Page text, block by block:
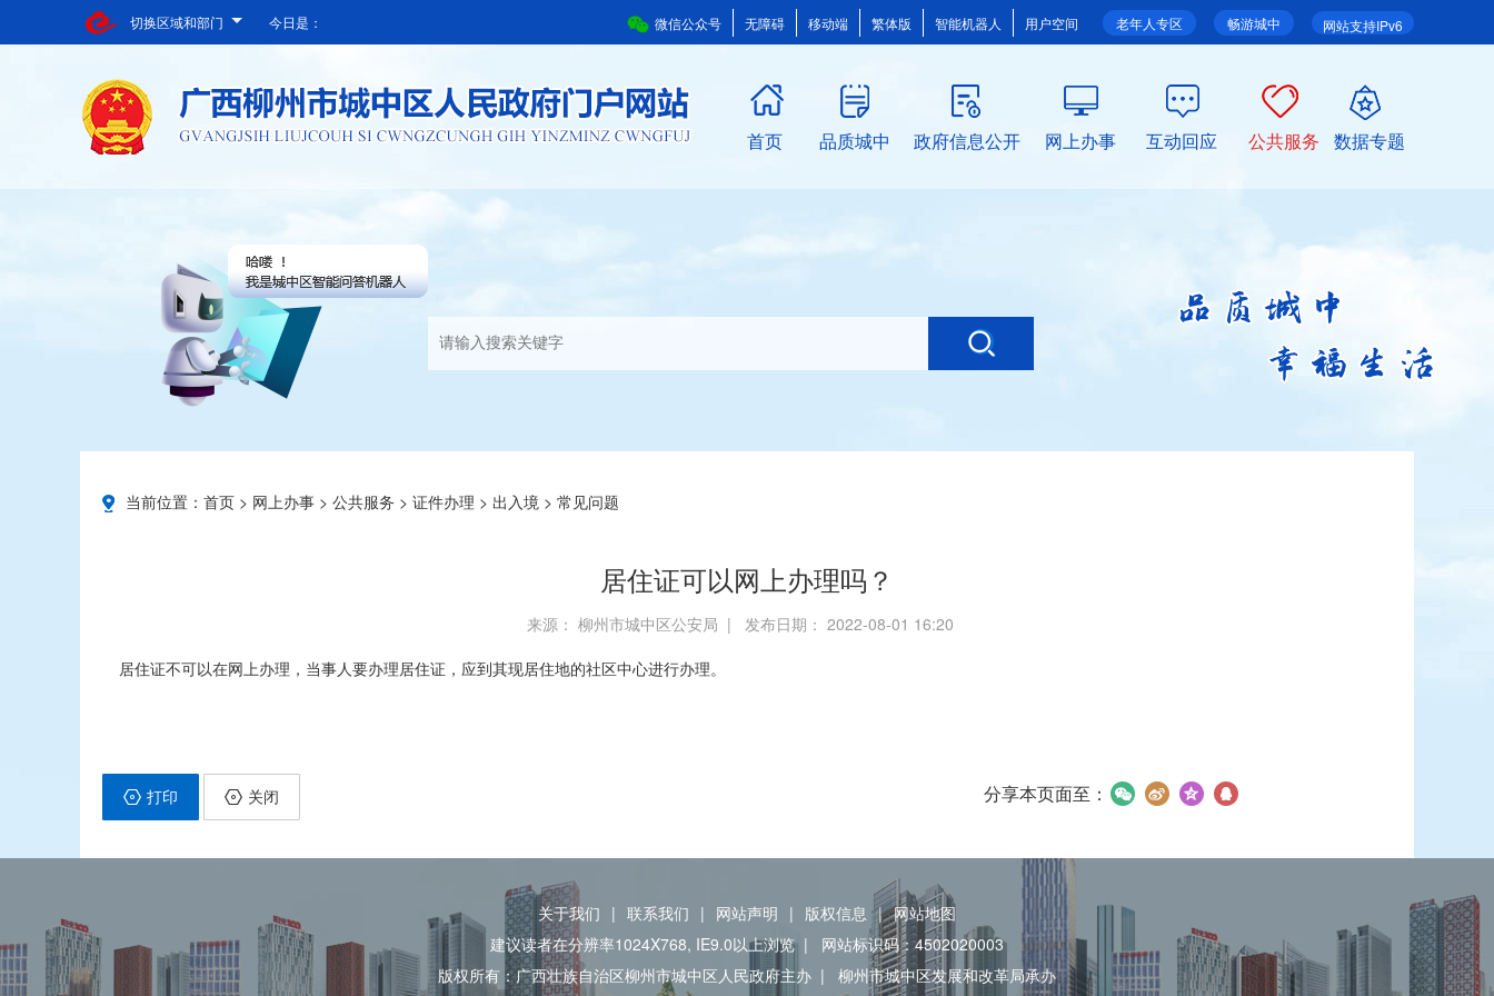
切换区域和部门 网站支持IPv6
畅游城中
老年人专区
微信公众号 无障碍 移动端 繁体版 智能机器人 用户空间
今日是：
首页 品质城中 政府信息公开 网上办事 互动回应 公共服务 数据专题
当前位置： 首页 > 网上办事 > 公共服务 > 证件办理 > 出入境 > 常见问题
居住证可以网上办理吗？
来源： 柳州市城中区公安局 | 发布日期： 2022-08-01 16:20
居住证不可以在网上办理，当事人要办理居住证，应到其现居住地的社区中心进行办理。
打印 关闭 分享本页面至：
关于我们 | 联系我们 | 网站声明 | 版权信息 | 网站地图
建议读者在分辨率1024X768, IE9.0以上浏览 |
网站标识码：4502020003
版权所有：广西壮族自治区柳州市城中区人民政府主办 |
柳州市城中区发展和改革局承办